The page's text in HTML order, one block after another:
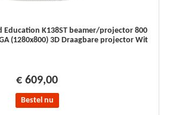
Education K138ST beamer/projector 800
(1280x800) 3D Draagbare projector Wit
€ 609,00
Bestel nu